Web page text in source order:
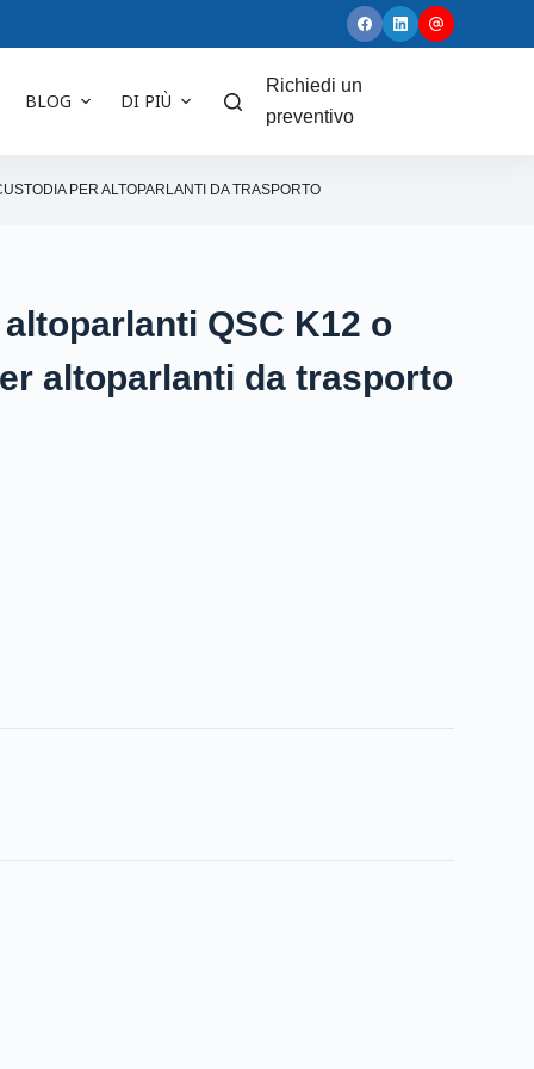
BLOG DI PIÙ
Richiedi un
preventivo
PER ALTOPARLANTI DA TRASPORTO
QSC K12 o
altoparlanti da trasporto